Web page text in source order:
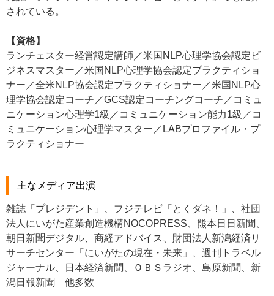
されている。
【資格】
ランチェスター経営認定講師／米国NLP心理学協会認定ビ
ジネスマスター／米国NLP心理学協会認定プラクティショ
ナー／全米NLP協会認定プラクティショナー／米国NLP心
理学協会認定コーチ／GCS認定コーチングコーチ／コミュ
ニケーション心理学1級／コミュニケーション能力1級／コ
ミュニケーション心理学マスター／LABプロファイル・プ
ラクティショナー
主なメディア出演
雑誌「プレジデント」、フジテレビ「とくダネ！」、社団
法人にいがた産業創造機構NOCOPRESS、熊本日日新聞、
朝日新聞デジタル、商経アドバイス、財団法人新潟経済リ
サーチセンター「にいがたの現在・未来」、週刊トラベル
ジャーナル、日本経済新聞、ＯＢＳラジオ、島原新聞、新
潟日報新聞 他多数